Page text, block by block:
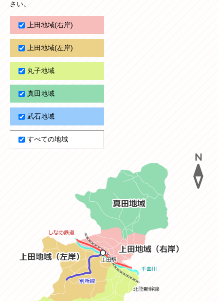
さい。
上田地域(右岸)
上田地域(左岸)
丸子地域
真田地域
武石地域
すべての地域